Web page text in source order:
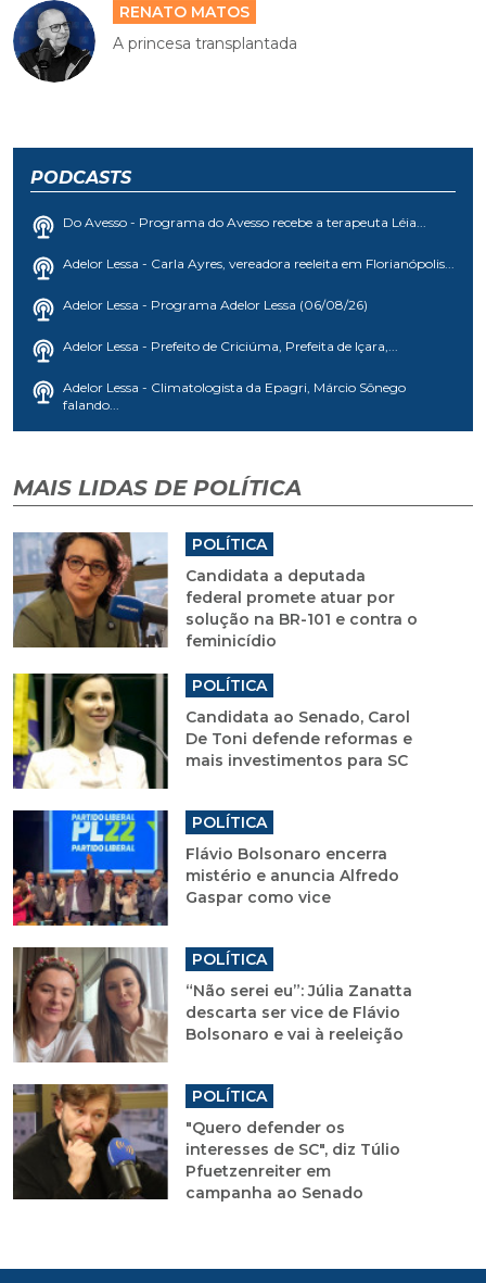
RENATO MATOS
A princesa transplantada
PODCASTS
Do Avesso - Programa do Avesso recebe a terapeuta Léia...
Adelor Lessa - Carla Ayres, vereadora reeleita em Florianópolis...
Adelor Lessa - Programa Adelor Lessa (06/08/26)
Adelor Lessa - Prefeito de Criciúma, Prefeita de Içara,...
Adelor Lessa - Climatologista da Epagri, Márcio Sônego
falando...
MAIS LIDAS DE POLÍTICA
POLÍTICA
Candidata a deputada
federal promete atuar por
solução na BR-101 e contra o
feminicídio
POLÍTICA
Candidata ao Senado, Carol
De Toni defende reformas e
mais investimentos para SC
POLÍTICA
Flávio Bolsonaro encerra
mistério e anuncia Alfredo
Gaspar como vice
POLÍTICA
“Não serei eu”: Júlia Zanatta
descarta ser vice de Flávio
Bolsonaro e vai à reeleição
POLÍTICA
"Quero defender os
interesses de SC", diz Túlio
Pfuetzenreiter em
campanha ao Senado